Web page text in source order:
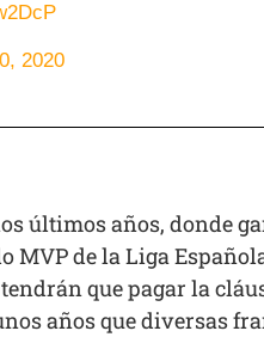
2020
últimos años, donde
MVP de la Liga
tendrán que pagar la
años que diversas